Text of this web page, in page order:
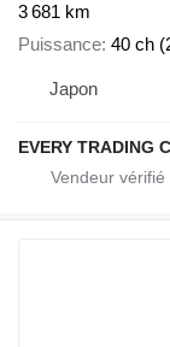
3 681 km
Puissance 40 ch
Japon
EVERY TRADING